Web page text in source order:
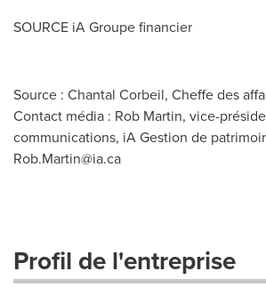
SOURCE iA Groupe financier
Source : Chantal Corbeil, Cheffe des
Contact média : Rob Martin, vice-
communications, iA Gestion de
Rob.Martin@ia.ca
Profil de l'entreprise